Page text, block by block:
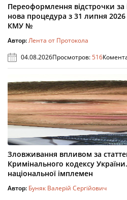
Переоформлення відстрочки
нова процедура з 31 липня
КМУ №
Автор:Лента от Протокола
04.08.2026Просмотров:516
Зловживання впливом за
Кримінального кодексу
національної імплемен
Автор: Буняк Валерій Сергійович